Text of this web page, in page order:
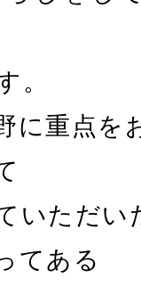
。
に重点を
いただい
てある